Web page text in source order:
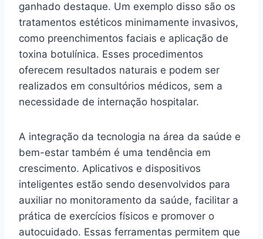
ganhado destaque. Um exemplo disso são os
tratamentos estéticos minimamente invasivos,
como preenchimentos faciais e aplicação de
toxina botulínica. Esses procedimentos
oferecem resultados naturais e podem ser
realizados em consultórios médicos, sem a
necessidade de internação hospitalar.
A integração da tecnologia na área da saúde e
bem-estar também é uma tendência em
crescimento. Aplicativos e dispositivos
inteligentes estão sendo desenvolvidos para
auxiliar no monitoramento da saúde, facilitar a
prática de exercícios físicos e promover o
autocuidado. Essas ferramentas permitem que